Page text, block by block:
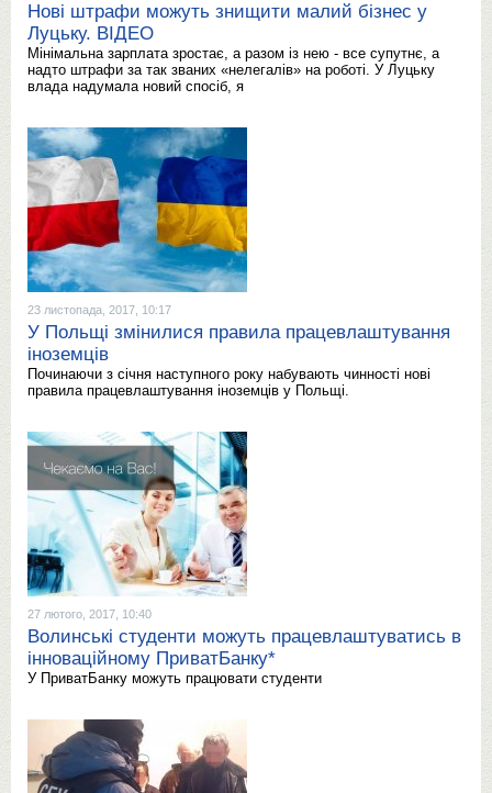
Нові штрафи можуть знищити малий бізнес у
Луцьку. ВІДЕО
Мінімальна зарплата зростає, а разом із нею - все супутнє, а
надто штрафи за так званих «нелегалів» на роботі. У Луцьку
влада надумала новий спосіб, я
23 листопада, 2017, 10:17
У Польщі змінилися правила працевлаштування
іноземців
Починаючи з січня наступного року набувають чинності нові
правила працевлаштування іноземців у Польщі.
27 лютого, 2017, 10:40
Волинські студенти можуть працевлаштуватись в
інноваційному ПриватБанку*
У ПриватБанку можуть працювати студенти